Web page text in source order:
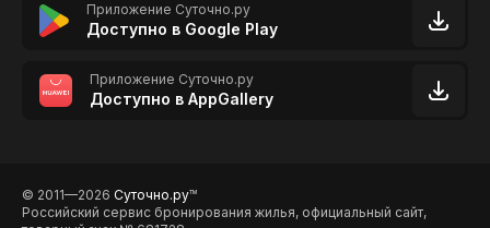
Приложение Суточно.ру
Доступно в Google Play
Приложение Суточно.ру
Доступно в AppGallery
© 2011—2026 Суточно.руTM
Российский сервис бронирования жилья, официальный сайт,